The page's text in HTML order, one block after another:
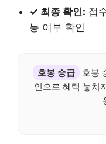
✓ 최종 확인: 접
능 여부 확인
호봉 승급
호봉
인으로 혜택 놓치